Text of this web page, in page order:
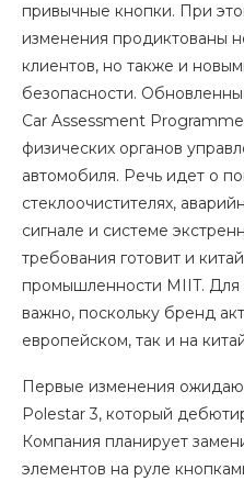
привычные кнопки. При
изменения продиктованы
клиентов, но также и
безопасности.
Car Assessment
физических органов
автомобиля. Речь идет о
стеклоочистителях,
сигнале и системе
требования готовит и
промышленности MIIT. Для
важно, поскольку бренд
европейском, так и на
Первые изменения
Polestar 3, который
Компания планирует
элементов на руле